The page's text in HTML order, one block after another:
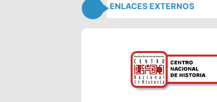
UNEFA PILARES
Y SUS ROSTROS
ENLACES EXTERNOS